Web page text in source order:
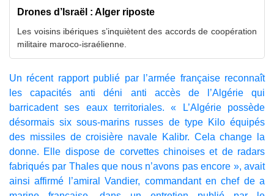
Drones d’Israël : Alger riposte
Les voisins ibériques s’inquiètent des accords de coopération
militaire maroco-israélienne.
Un récent rapport publié par l’armée française reconnaît
les capacités anti déni anti accès de l’Algérie qui
barricadent ses eaux territoriales. « L’Algérie possède
désormais six sous-marins russes de type Kilo équipés
des missiles de croisière navale Kalibr. Cela change la
donne. Elle dispose de corvettes chinoises et de radars
fabriqués par Thales que nous n’avons pas encore », avait
ainsi affirmé l’amiral Vandier, commandant en chef de a